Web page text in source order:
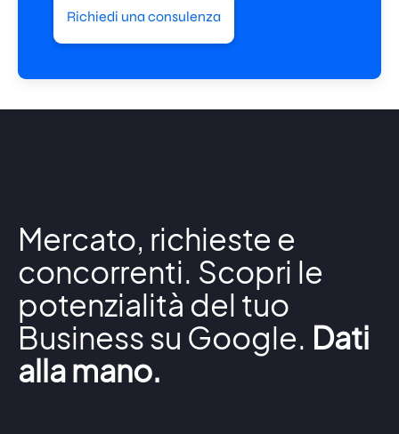
Richiedi una consulenza
Mercato, richieste e
concorrenti. Scopri le
potenzialità del tuo
Business su Google. Dati
alla mano.